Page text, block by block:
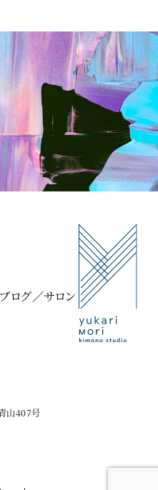
Yukari Mori Kimono Studio
ブログ
サロン
山407号